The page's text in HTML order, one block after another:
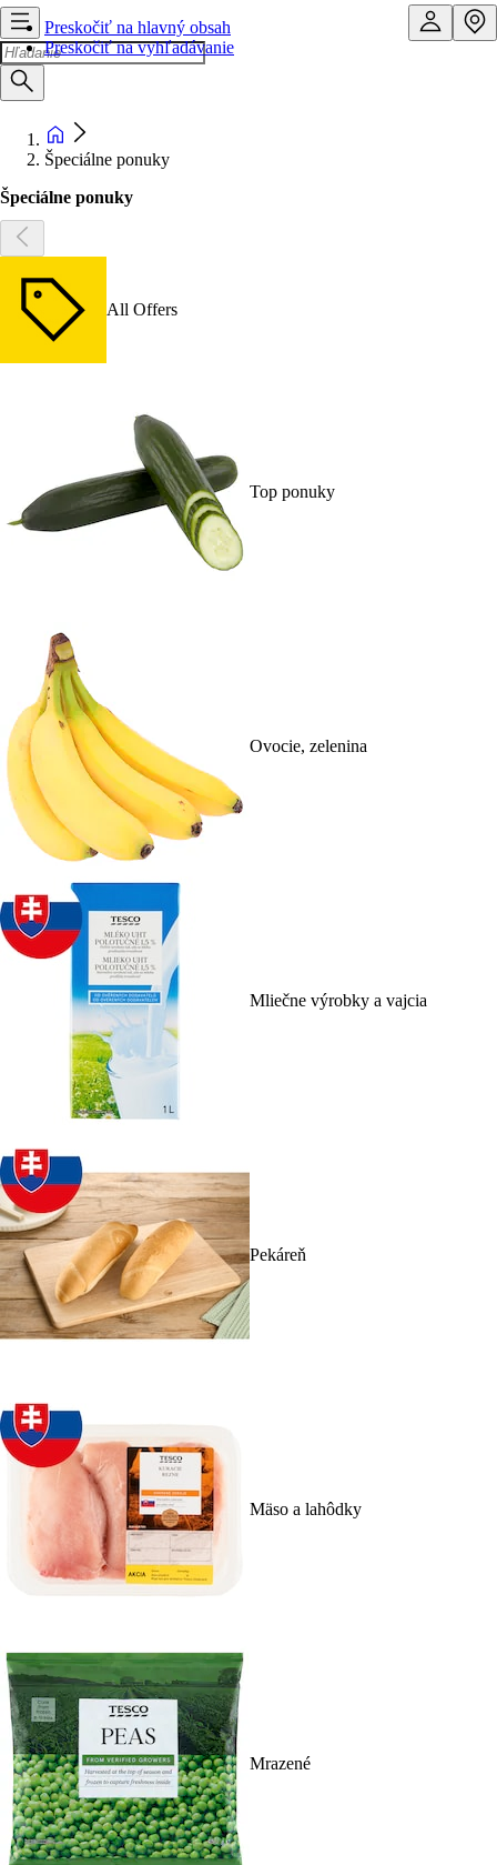
Preskočiť na hlavný obsah
Preskočiť na vyhľadávanie
Špeciálne ponuky
Špeciálne ponuky
All Offers
Top ponuky
Ovocie, zelenina
Mliečne výrobky a vajcia
Pekáreň
Mäso a lahôdky
Mrazené